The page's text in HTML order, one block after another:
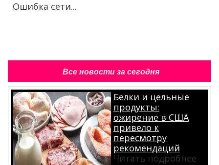
Ошибка сети...
Все новости за сегодня
Белки и цельные
продукты:
ожирение в США
привело к
пересмотру
рекомендаций
Читать подробнее